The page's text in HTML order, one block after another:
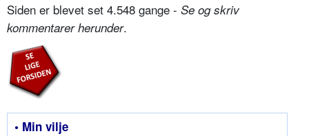
Siden er blevet set 4.548 gange - Se og skriv
kommentarer herunder.
• Min vilje